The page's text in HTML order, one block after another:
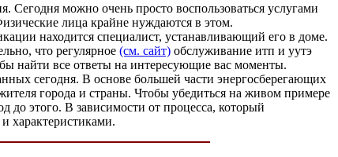
можно очень просто воспользоваться услугами
лица крайне нуждаются в этом.
находится специалист, устанавливающий его в доме.
что регулярное (см. сайт) обслуживание итп и уутэ
найти все ответы на интересующие вас моменты.
сегодня. В основе большей части энергосберегающих
города и страны. Чтобы убедиться на живом примере
до этого. В зависимости от процесса, который
характеристиками.